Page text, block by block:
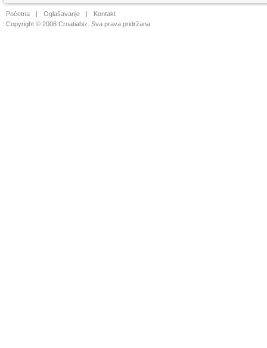
Početna | Oglašavanje |
Kontakt
Copyright © 2006 Croatiabiz. Sva prava pridržana.